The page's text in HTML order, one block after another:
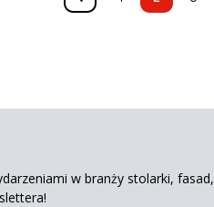
w branży stolarki,